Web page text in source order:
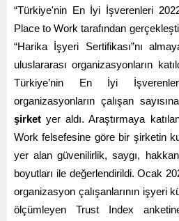
“Türkiye'nin En İyi İşverenleri
Place to Work tarafından
“Harika İşyeri Sertifikası”nı
uluslararası organizasyonların
Türkiye’nin En İyi
organizasyonların çalışan
şirket yer aldı. Araştırmaya
Work felsefesine göre bir şirketin
yer alan güvenilirlik, saygı,
boyutları ile değerlendirildi. Ocak
organizasyon çalışanlarının işyeri
ölçümleyen Trust Index